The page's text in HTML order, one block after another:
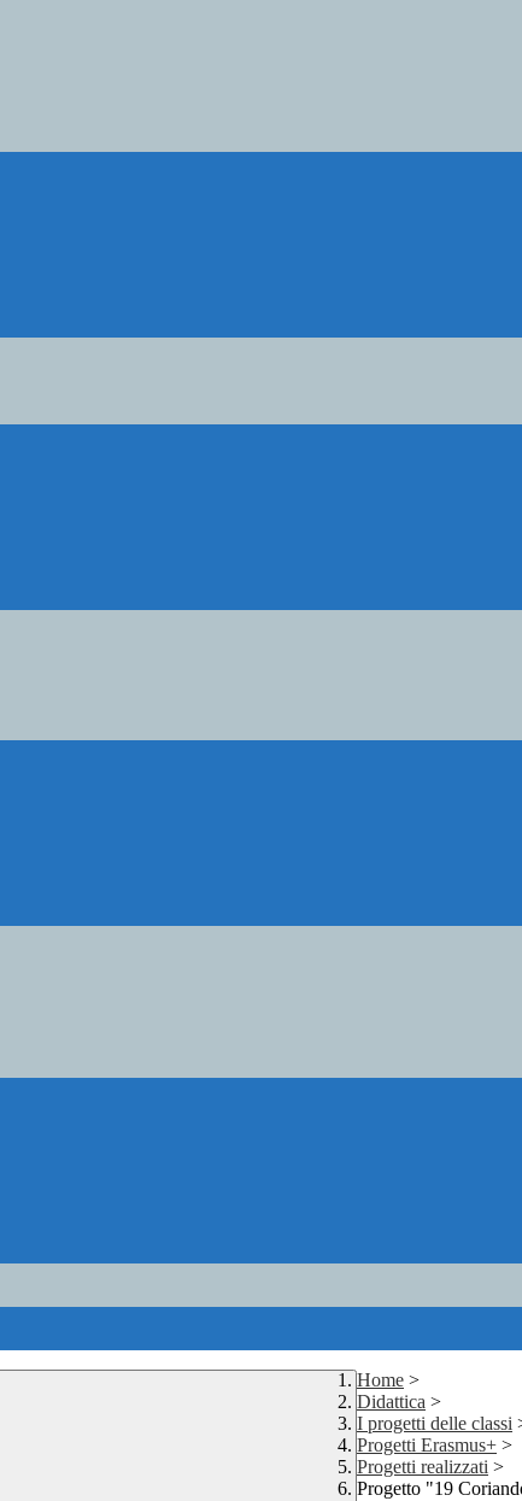
Home >
Didattica >
I progetti delle classi
Progetti Erasmus+ >
Progetti realizzati >
Progetto "19